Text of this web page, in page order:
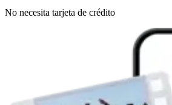
No necesita tarjeta de crédito